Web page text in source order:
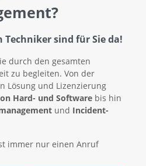
sind für Sie da!
durch den gesamten
zu begleiten. Von der
Lösung und Lizenzierung
Hard- und Software bis hin
und Incident-
immer nur einen Anruf